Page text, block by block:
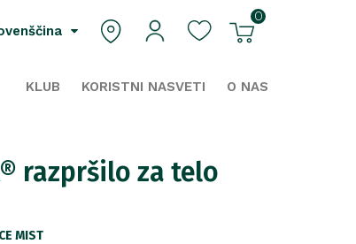
0
O NAS
KORISTNI NASVETI
KLUB
razpršilo za telo
MIST